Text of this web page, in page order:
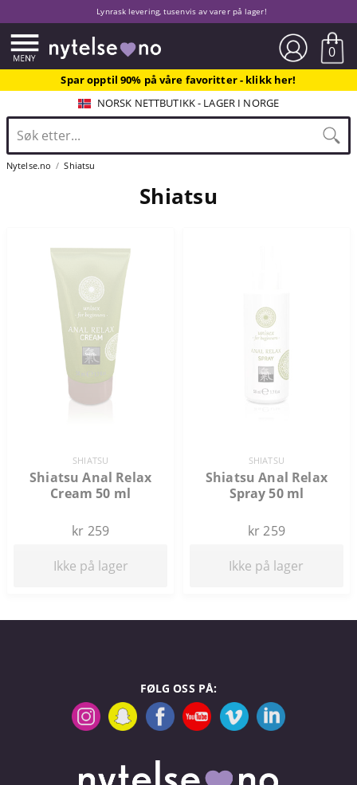
Lynrask levering, tusenvis av varer på lager!
0
Spar opptil 90% på våre favoritter - klikk her!
NORSK NETTBUTIKK - LAGER I NORGE
Nytelse.no Shiatsu
Shiatsu
SHIATSU
Shiatsu Anal Relax
Cream 50 ml
kr 259
Ikke på lager
SHIATSU
Shiatsu Anal Relax
Spray 50 ml
kr 259
Ikke på lager
FØLG OSS PÅ: